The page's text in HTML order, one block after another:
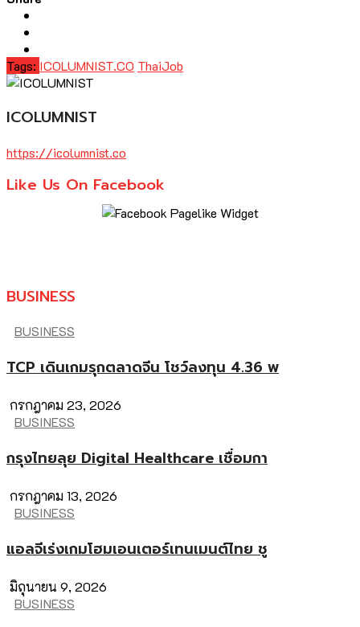
Tags: ICOLUMNIST.CO ThaiJob
ICOLUMNIST
https://icolumnist.co
Like Us On Facebook
BUSINESS
BUSINESS
TCP เดินเกมรุกตลาดจีน โชว์ลงทุน 4.36 พ
กรกฎาคม 23, 2026
BUSINESS
กรุงไทยลุย Digital Healthcare เชื่อมกา
กรกฎาคม 13, 2026
BUSINESS
แอลจีเร่งเกมโฮมเอนเตอร์เทนเมนต์ไทย ชู
มิถุนายน 9, 2026
BUSINESS